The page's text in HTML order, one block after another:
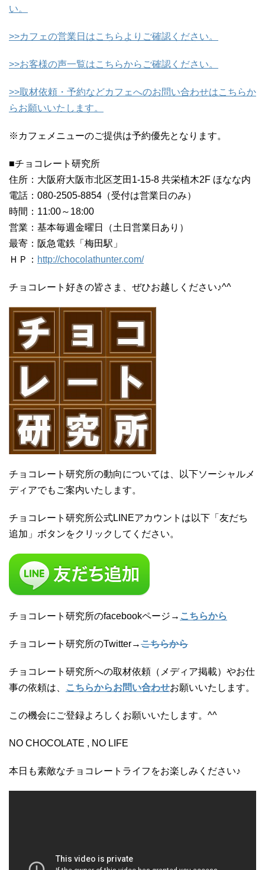
い。
>>カフェの営業日はこちらよりご確認ください。
>>お客様の声一覧はこちらからご確認ください。
>>取材依頼・予約などカフェへのお問い合わせはこちらか
らお願いいたします。
※カフェメニューのご提供は予約優先となります。
■チョコレート研究所
住所：大阪府大阪市北区芝田1-15-8 共栄植木2F ほなな内
電話：080-2505-8854（受付は営業日のみ）
時間：11:00～18:00
営業：基本毎週金曜日（土日営業日あり）
最寄：阪急電鉄「梅田駅」
ＨＰ： http://chocolathunter.com/
チョコレート好きの皆さま、ぜひお越しください♪^^
チョコレート研究所の動向については、以下ソーシャルメ
ディアでもご案内いたします。
チョコレート研究所公式LINEアカウントは以下「友だち
追加」ボタンをクリックしてください。
チョコレート研究所のfacebookページ→ こちらから
チョコレート研究所のTwitter→こちらから
チョコレート研究所への取材依頼（メディア掲載）やお仕
事の依頼は、
こちらからお問い合わせお願いいたします。
この機会にご登録よろしくお願いいたします。^^
NO CHOCOLATE , NO LIFE
本日も素敵なチョコレートライフをお楽しみください♪